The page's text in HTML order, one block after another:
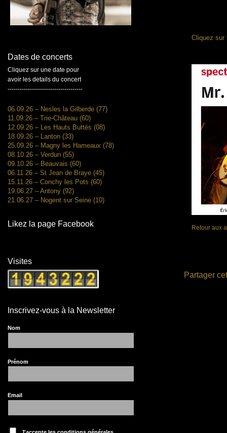
Cliquez sur
Retour aux
Partager
Dates de concerts
Cliquez sur une date pour
avoir les details du concert
-------------------------------------
06.09.26 – Nesles la Gilberde (77)
11.09.26 – Trie-Château (60)
12.09.26 – Les Hauts Buttés (08)
18.09.26 – Lanton (33)
25.09.26 – Magny les Hameaux (78)
08.10.26 – Verdun (55)
09.10.26 – Beauvais (60)
06.11.26 – St Jean de Braye (45)
15.11.26 – Conchy les Pots (60)
19.06.27 – Antony (92)
21.06.27 – Nogent sur Seine (10)
Likez la page Facebook
Visites
Inscrivez-vous à la Newsletter
Nom
Prénom
Email